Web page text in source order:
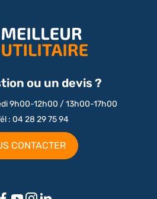
ou un devis ?
9h00-12h00 / 13h00-17h00
: 04 28 29 75 94
CONTACTER